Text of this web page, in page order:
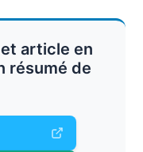
article en
résumé de